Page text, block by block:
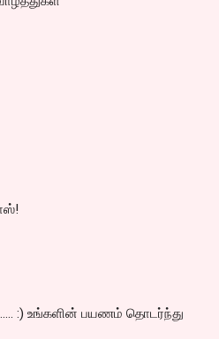
:) உங்களின் பயணம் தொடர்ந்து